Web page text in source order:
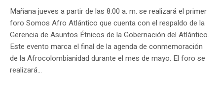
Mañana jueves a partir de las 8:00 a. m. se realizará el primer
foro Somos Afro Atlántico que cuenta con el respaldo de la
Gerencia de Asuntos Étnicos de la Gobernación del Atlántico.
Este evento marca el final de la agenda de conmemoración
de la Afrocolombianidad durante el mes de mayo. El foro se
realizará...